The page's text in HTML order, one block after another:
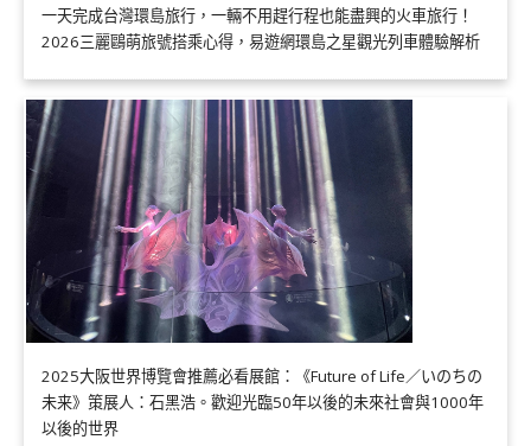
一天完成台灣環島旅行，一輛不用趕行程也能盡興的火車旅行！
2026三麗鷗萌旅號搭乘心得，易遊網環島之星觀光列車體驗解析
2025大阪世界博覽會推薦必看展館：《Future of Life／いのちの
未来》策展人：石黑浩。歡迎光臨50年以後的未來社會與1000年
以後的世界